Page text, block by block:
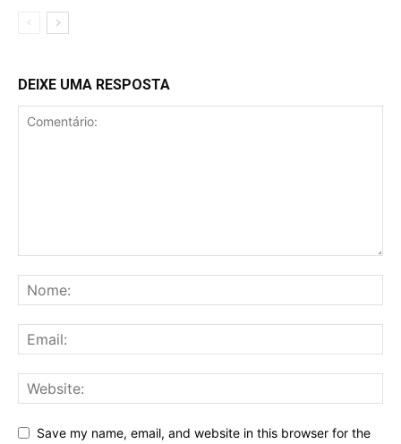
DEIXE UMA RESPOSTA
Save my name, email, and website in this browser for the